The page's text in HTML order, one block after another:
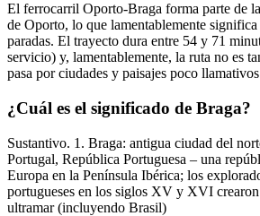
El ferrocarril Oporto-Braga forma parte de
de Oporto, lo que lamentablemente
paradas. El trayecto dura entre 54 y 71
servicio) y, lamentablemente, la ruta no es
pasa por ciudades y paisajes poco
¿Cuál es el significado de Braga?
Sustantivo. 1. Braga: antigua ciudad del
Portugal, República Portuguesa – una
Europa en la Península Ibérica; los
portugueses en los siglos XV y XVI
ultramar (incluyendo Brasil)